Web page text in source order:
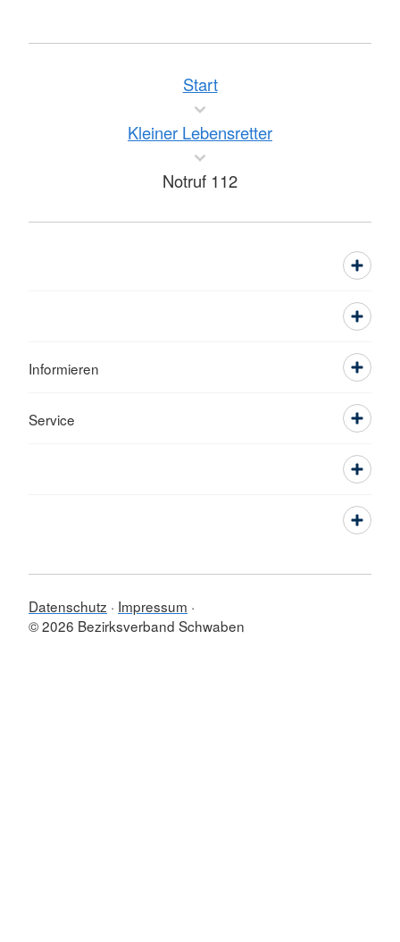
Start
Kleiner Lebensretter
Notruf 112
Informieren
Service
Datenschutz
Impressum
© 2026 Bezirksverband Schwaben